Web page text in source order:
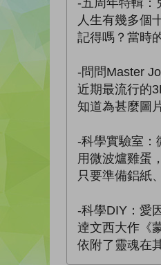
人生有幾多個
記得嗎？當時
-問問Master
近期最流行的
知道為甚麼圖
-科學實驗室：
用微波爐雞蛋
只要準備鋁紙
-科學DIY：愛
逹文西大作《
依附了靈魂在